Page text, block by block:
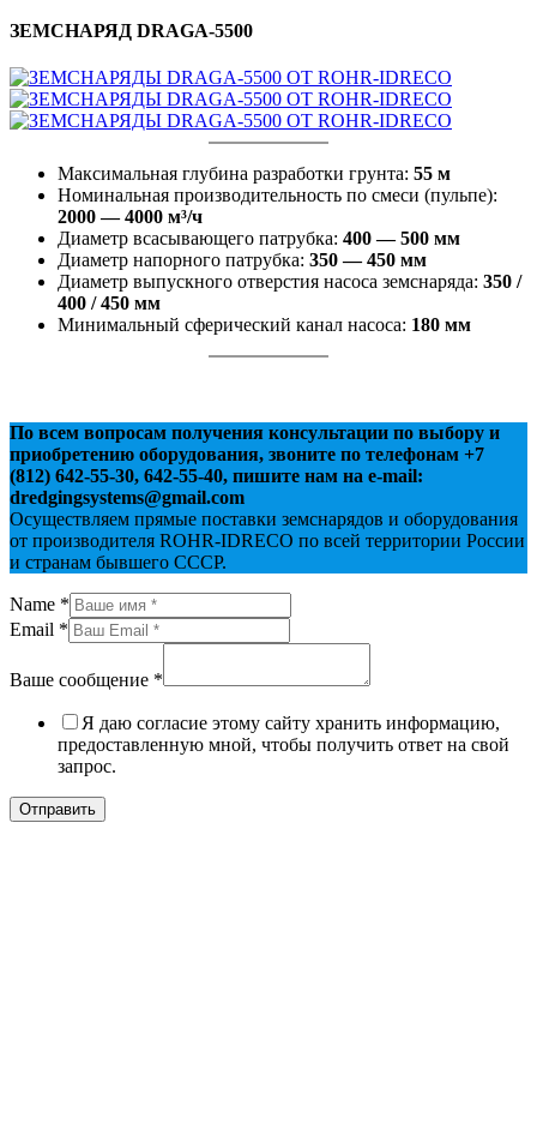
ЗЕМСНАРЯД DRAGA-5500
Максимальная глубина разработки грунта: 55 м
Номинальная производительность по смеси (пульпе):
2000 — 4000 м³/ч
Диаметр всасывающего патрубка: 400 — 500 мм
Диаметр напорного патрубка: 350 — 450 мм
Диаметр выпускного отверстия насоса земснаряда: 350 /
400 / 450 мм
Минимальный сферический канал насоса: 180 мм
По всем вопросам получения консультации по выбору и
приобретению оборудования, звоните по телефонам +7
(812) 642-55-30, 642-55-40, пишите нам на e-mail:
dredgingsystems@gmail.com
Осуществляем прямые поставки земснарядов и оборудования
от производителя ROHR-IDRECO по всей территории России
и странам бывшего CCCР.
Name *
Email *
Ваше сообщение *
Я даю согласие этому сайту хранить информацию,
предоставленную мной, чтобы получить ответ на свой
запрос.
Отправить